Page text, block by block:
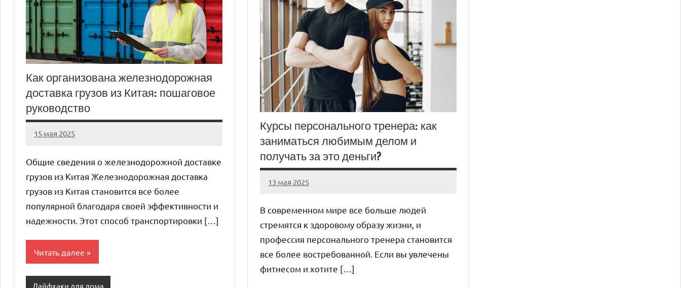
Как организована железнодорожная
доставка грузов из Китая: пошаговое
руководство
15 мая 2025
Avtor
Нет
Общие сведения о железнодорожной доставке
грузов из Китая Железнодорожная доставка
грузов из Китая становится все более
популярной благодаря своей эффективности и
надежности. Этот способ транспортировки […]
Читать далее
Лайфхаки для дома
Курсы персонального тренера: как
заниматься любимым делом и
получать за это деньги?
13 мая 2025
Avtor
Нет
В современном мире все больше людей
стремятся к здоровому образу жизни, и
профессия персонального тренера становится
все более востребованной. Если вы увлечены
фитнесом и хотите […]